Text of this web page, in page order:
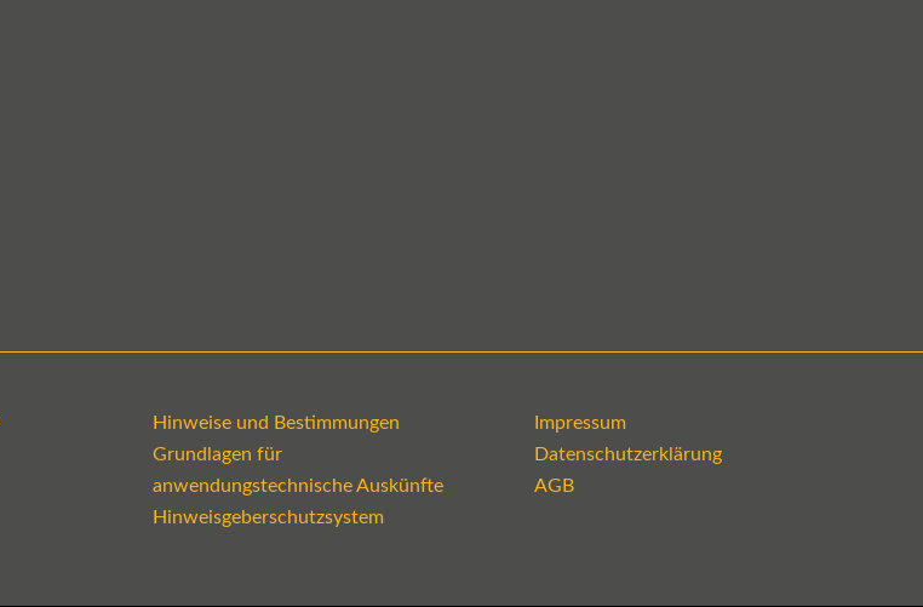
Hinweise und Bestimmungen
Grundlagen für
anwendungstechnische Auskünfte
Hinweisgeberschutzsystem
Impressum
Datenschutzerklärung
AGB